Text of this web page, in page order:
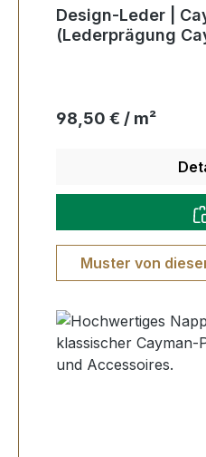
Design-Leder |
(Lederprägung
Regulärer Preis:
98,50 € / m²
Muster von